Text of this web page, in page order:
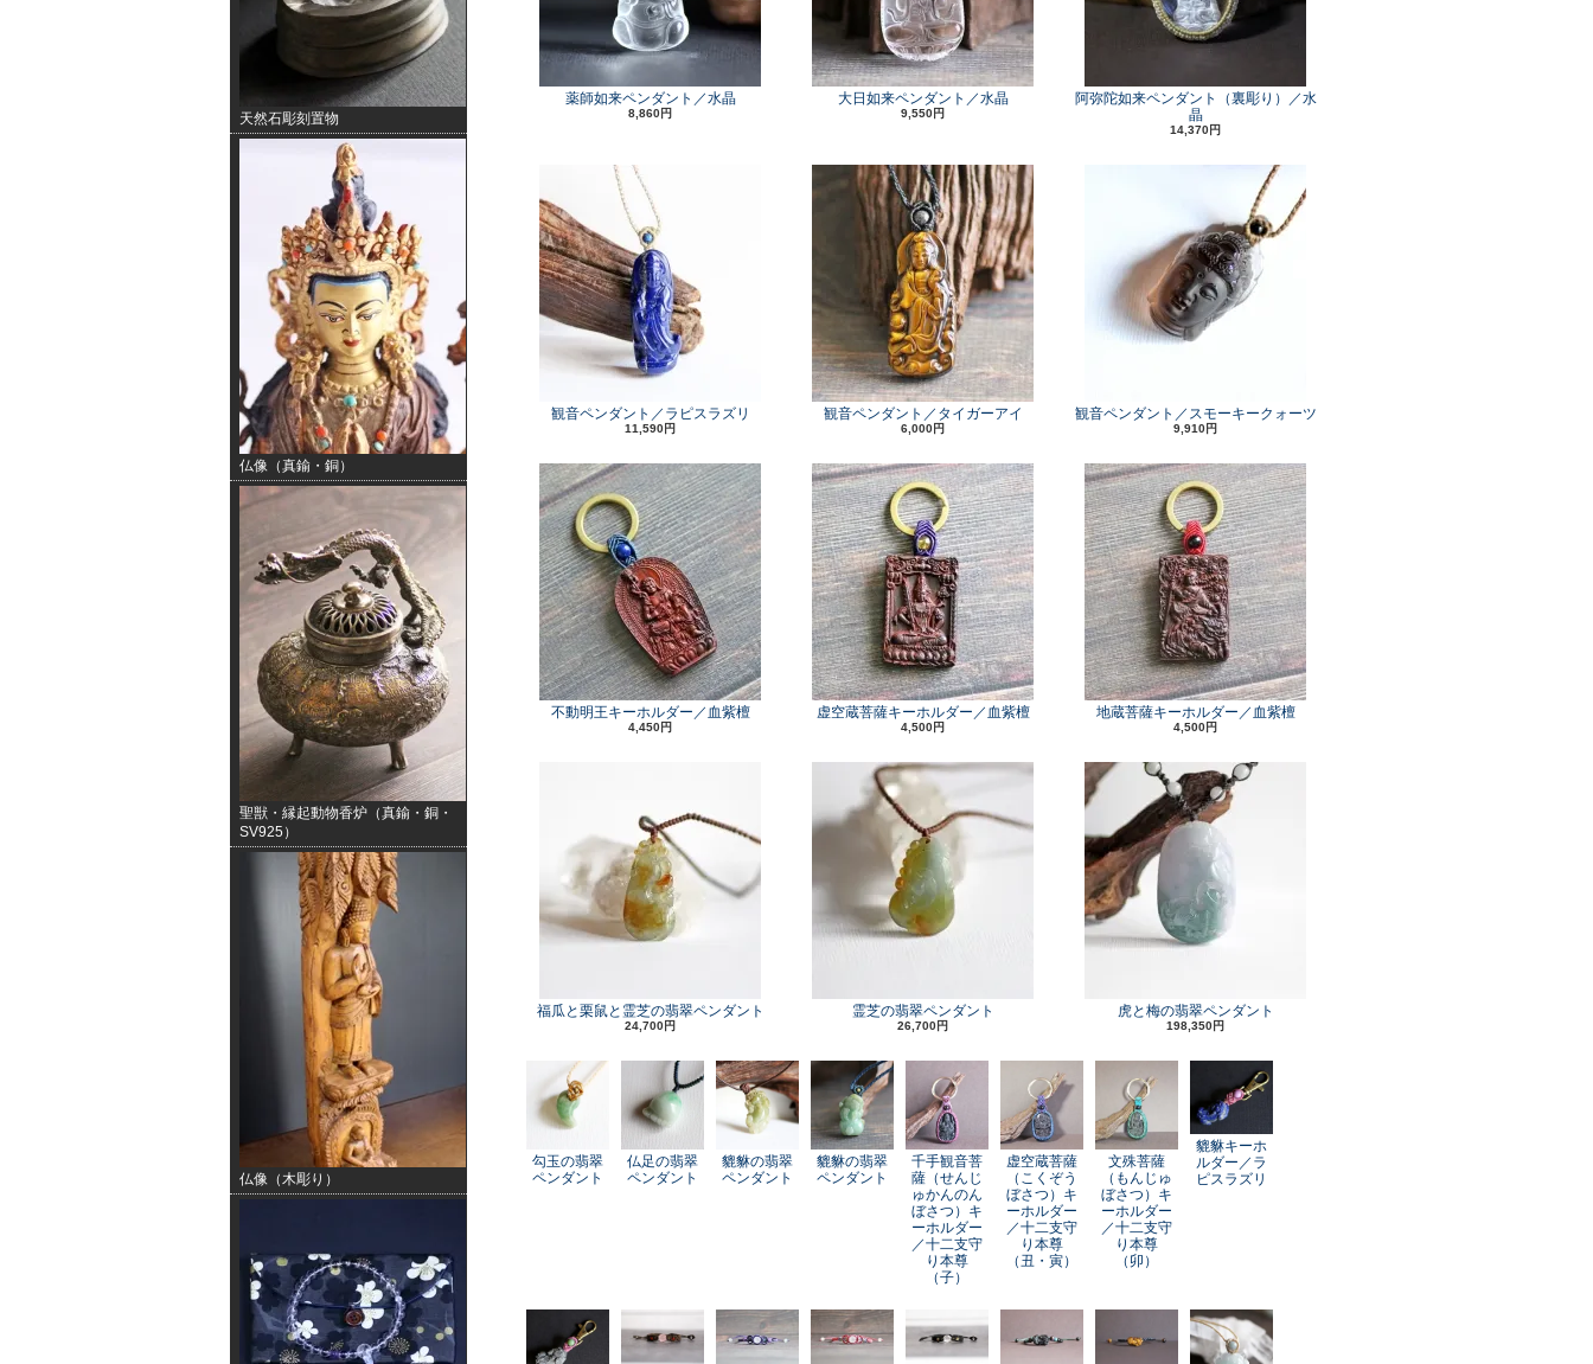
天然石彫刻置物
仏像（真鍮・銅）
聖獣・縁起動物香炉（真鍮・銅・
SV925）
仏像（木彫り）
薬師如来ペンダント／水晶
8,860円
大日如来ペンダント／水晶
9,550円
阿弥陀如来ペンダント（裏彫り）／水
晶
14,370円
観音ペンダント／ラピスラズリ
11,590円
観音ペンダント／タイガーアイ
6,000円
観音ペンダント／スモーキークォーツ
9,910円
不動明王キーホルダー／血紫檀
4,450円
虚空蔵菩薩キーホルダー／血紫檀
4,500円
地蔵菩薩キーホルダー／血紫檀
4,500円
福瓜と栗鼠と霊芝の翡翠ペンダント
24,700円
霊芝の翡翠ペンダント
26,700円
虎と梅の翡翠ペンダント
198,350円
勾玉の翡翠
ペンダント
仏足の翡翠
ペンダント
貔貅の翡翠
ペンダント
貔貅の翡翠
ペンダント
千手観音菩
薩（せんじ
ゅかんのん
ぼさつ）キ
ーホルダー
／十二支守
り本尊
（子）
虚空蔵菩薩
（こくぞう
ぼさつ）キ
ーホルダー
／十二支守
り本尊
（丑・寅）
文殊菩薩
（もんじゅ
ぼさつ）キ
ーホルダー
／十二支守
り本尊
（卯）
貔貅キーホ
ルダー／ラ
ピスラズリ